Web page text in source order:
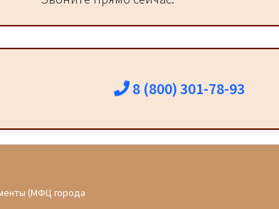
8 (800) 301-78-93
(МФЦ города